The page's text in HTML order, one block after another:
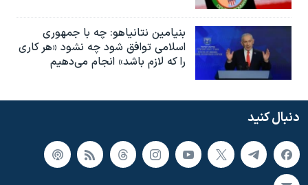
بنیامین نتانیاهو: چه با جمهوری
اسلامی توافق شود چه نشود «هر کاری
را که لازم باشد» انجام می‌دهیم
دنبال کنید